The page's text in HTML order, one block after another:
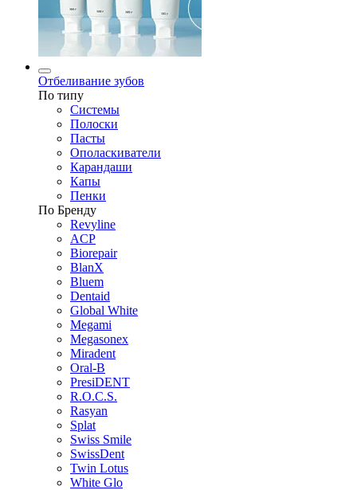
Отбеливание зубов
По типу
Системы
Полоски
Пасты
Ополаскиватели
Карандаши
Капы
Пенки
По Бренду
Revyline
ACP
Biorepair
BlanX
Bluem
Dentaid
Global White
Megami
Megasonex
Miradent
Oral-B
PresiDENT
R.O.C.S.
Rasyan
Splat
Swiss Smile
SwissDent
Twin Lotus
White Glo